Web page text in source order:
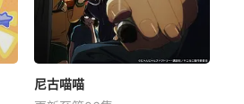
尼古喵喵